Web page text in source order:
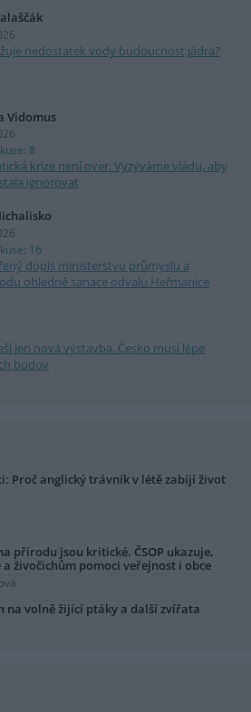
nedostatek vody budoucnost jádra?
Vidomus
8
krize není over. Vyzýváme vládu, aby
ignorovat
16
dopis ministerstvu průmyslu a
ohledně sanace odvalu Heřmanice
jen nová výstavba. Česko musí lépe
budov
Proč anglický trávník v létě zabíjí život
přírodu jsou kritické. ČSOP ukazuje,
živočichům pomoci veřejnost i obce
na volně žijící ptáky a další zvířata